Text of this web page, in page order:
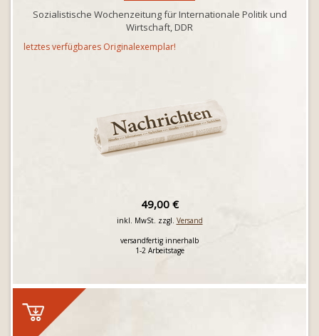
Sozialistische Wochenzeitung für Internationale Politik und
Wirtschaft, DDR
letztes verfügbares Originalexemplar!
49,00 €
inkl. MwSt. zzgl. Versand
versandfertig innerhalb
1-2 Arbeitstage